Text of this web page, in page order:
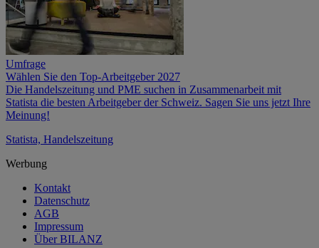
Umfrage
Wählen Sie den Top-Arbeitgeber 2027
Die Handelszeitung und PME suchen in Zusammenarbeit mit
Statista die besten Arbeitgeber der Schweiz. Sagen Sie uns jetzt Ihre
Meinung!
Statista, Handelszeitung
Werbung
Kontakt
Datenschutz
AGB
Impressum
Über BILANZ